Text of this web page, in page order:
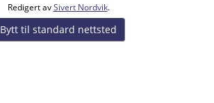
Redigert avSivert Nordvik.
Bytt til standard nettsted